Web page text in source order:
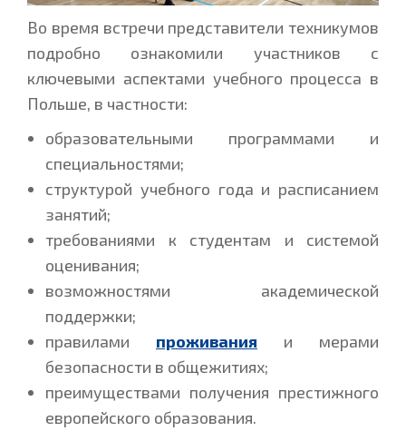
Во время встречи представители техникумов
подробно ознакомили участников с
ключевыми аспектами учебного процесса в
Польше, в частности:
образовательными программами и
специальностями;
структурой учебного года и расписанием
занятий;
требованиями к студентам и системой
оценивания;
возможностями академической
поддержки;
правилами проживания и мерами
безопасности в общежитиях;
преимуществами получения престижного
европейского образования.